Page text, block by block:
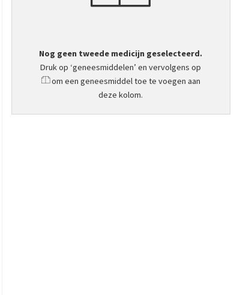
Nog geen tweede medicijn geselecteerd.
Druk op ‘geneesmiddelen’ en vervolgens op
om een geneesmiddel toe te voegen aan
deze kolom.